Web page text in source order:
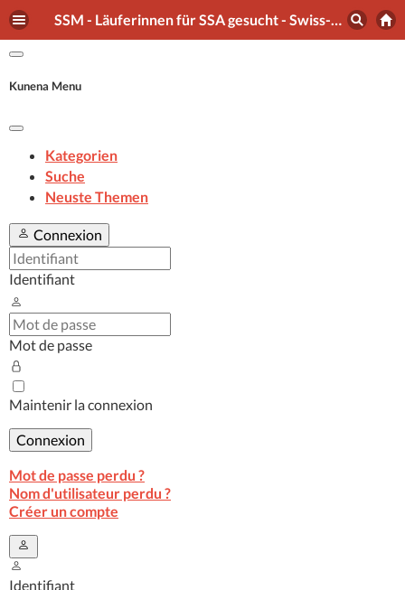
SSM - Läuferinnen für SSA gesucht - Swiss-Orienteering Forum
Kunena Menu
Kategorien
Suche
Neuste Themen
Connexion
Identifiant
Mot de passe
Maintenir la connexion
Connexion
Mot de passe perdu ?
Nom d'utilisateur perdu ?
Créer un compte
Identifiant